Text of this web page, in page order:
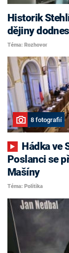
Historik
dějiny
Téma: Rozhovor
8 fotografií
Poslanci se
Mašíny
Téma: Politika